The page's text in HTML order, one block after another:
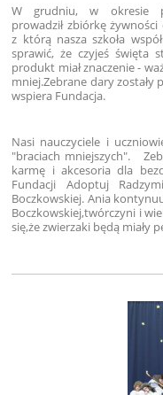
W grudniu, w okresie
prowadził zbiórkę
z którą nasza szkoła
sprawić, że czyjeś święta
produkt miał znaczenie -
mniej.Zebrane dary
wspiera Fundacja.
Nasi nauczyciele i
"braciach mniejszych".
karmę i akcesoria dla
Fundacji Adoptuj
Boczkowskiej. Ania
Boczkowskiej,twórczyni i
się,że zwierzaki będą miały